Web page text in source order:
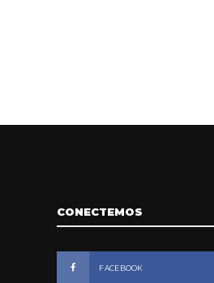
CONECTEMOS
FACEBOOK